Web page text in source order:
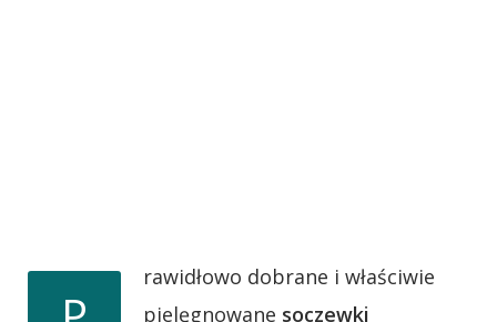
rawidłowo dobrane i właściwie
pielęgnowane soczewki